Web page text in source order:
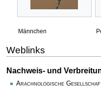
Männchen
Weblinks
Nachweis- und
Arachnologische